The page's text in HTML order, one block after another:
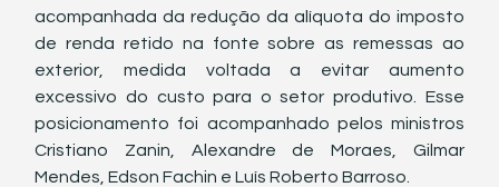
acompanhada da redução da alíquota do imposto
de renda retido na fonte sobre as remessas ao
exterior, medida voltada a evitar aumento
excessivo do custo para o setor produtivo. Esse
posicionamento foi acompanhado pelos ministros
Cristiano Zanin, Alexandre de Moraes, Gilmar
Mendes, Edson Fachin e Luís Roberto Barroso.